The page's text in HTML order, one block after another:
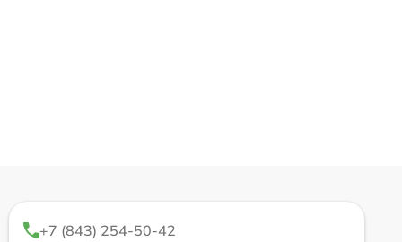
+7 (843) 254-50-42